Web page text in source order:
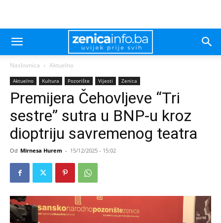
Naslovnica Aktuelno
Aktuelno Kultura Pozorište Vijesti Zenica
Premijera Čehovljeve “Tri
sestre” sutra u BNP-u kroz
dioptriju savremenog teatra
Od Mirnesa Hurem - 15/12/2025 - 15:02